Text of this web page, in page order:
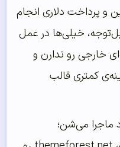
و پرداخت دلاری انجام
خیلی‌ها در عمل
خارجی رو ندارن و
کمتری قالب
ماجرا می‌شن؛